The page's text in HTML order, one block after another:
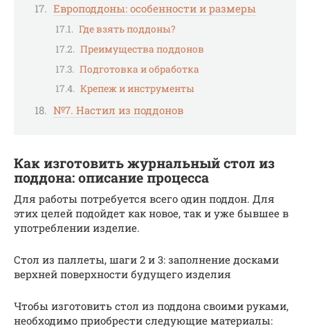
Европоддоны: особенности и размеры
Где взять поддоны?
Преимущества поддонов
Подготовка и обработка
Крепеж и инструменты
№7. Настил из поддонов
Как изготовить журнальный стол из
поддона: описание процесса
Для работы потребуется всего один поддон. Для
этих целей подойдет как новое, так и уже бывшее в
употреблении изделие.
Стол из паллеты, шаги 2 и 3: заполнение досками
верхней поверхности будущего изделия
Чтобы изготовить стол из поддона своими руками,
необходимо приобрести следующие материалы: